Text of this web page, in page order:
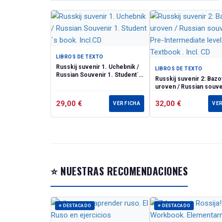
персонажи:
рассказа о
повторяет
записаны
звуков, а
Istoki. The
The work book
development of
LIBROS DE TEXTO
Russkij suvenir 1. Uchebnik /
Russian Souvenir 1. Student´s
29,00 € VER FICHA
LIBROS DE TEXTO
Russkij suvenir 2:
uroven / Russian
Pre-Intermediate
Textbook . Incl. CD
32,00 €
⭐ NUESTRAS RECOMENDACIONES
⭐ DESTACADO ⭐ DESTACADO